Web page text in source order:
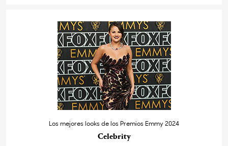
Los mejores looks de los Premios Emmy 2024
Celebrity